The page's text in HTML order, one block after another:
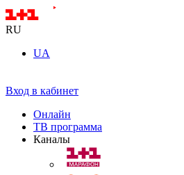
RU
UA
Вход в кабинет
Онлайн
ТВ программа
Каналы